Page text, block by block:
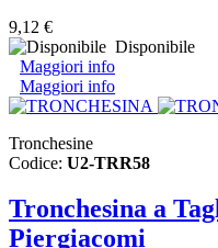
9,12 €
Disponibile
Maggiori info
Maggiori info
Tronchesine
Codice: U2-TRR58
Tronchesina a
Piergiacomi